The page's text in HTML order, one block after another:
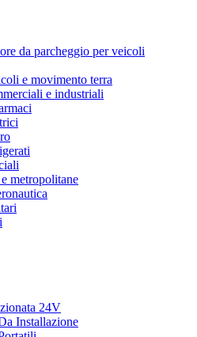
da parcheggio per veicoli
e movimento terra
e industriali
metropolitane
24V
Installazione